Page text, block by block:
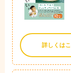
詳しくは